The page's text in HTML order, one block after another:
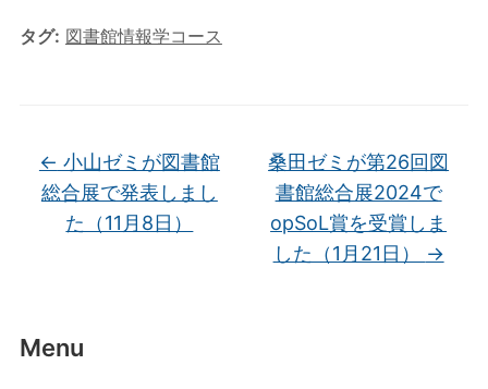
Menu
c
o
o
k
itt e
タグ: 図書館情報学コース
← 小山ゼミが図書館
総合展で発表しまし
た（11月8日）
桑田ゼミが第26回図
書館総合展2024で
opSoL賞を受賞しま
した（1月21日）
→